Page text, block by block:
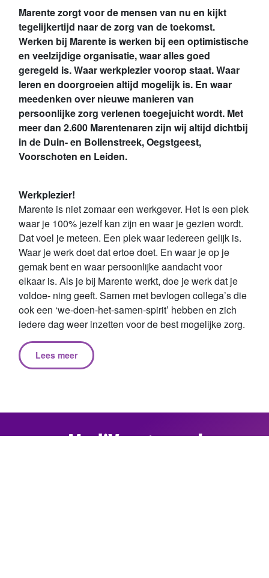
Marente zorgt voor de mensen van nu en kijkt
tegelijkertijd naar de zorg van de toekomst.
Werken bij Marente is werken bij een optimistische
en veelzijdige organisatie, waar alles goed
geregeld is. Waar werkplezier voorop staat. Waar
leren en doorgroeien altijd mogelijk is. En waar
meedenken over nieuwe manieren van
persoonlijke zorg verlenen toegejuicht wordt. Met
meer dan 2.600 Marentenaren zijn wij altijd dichtbij
in de Duin- en Bollenstreek, Oegstgeest,
Voorschoten en Leiden.
Werkplezier!
Marente is niet zomaar een werkgever. Het is een plek
waar je 100% jezelf kan zijn en waar je gezien wordt.
Dat voel je meteen. Een plek waar iedereen gelijk is.
Waar je werk doet dat ertoe doet. En waar je op je
gemak bent en waar persoonlijke aandacht voor
elkaar is. Als je bij Marente werkt, doe je werk dat je
voldoe- ning geeft. Samen met bevlogen collega’s die
ook een ‘we-doen-het-samen-spirit’ hebben en zich
iedere dag weer inzetten voor de best mogelijke zorg.
Lees meer